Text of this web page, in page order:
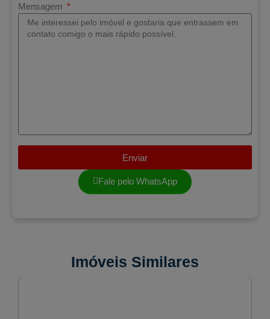
Mensagem
Enviar
Fale pelo WhatsApp
Imóveis Similares